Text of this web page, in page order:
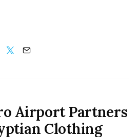
Airport Partners
Clothing